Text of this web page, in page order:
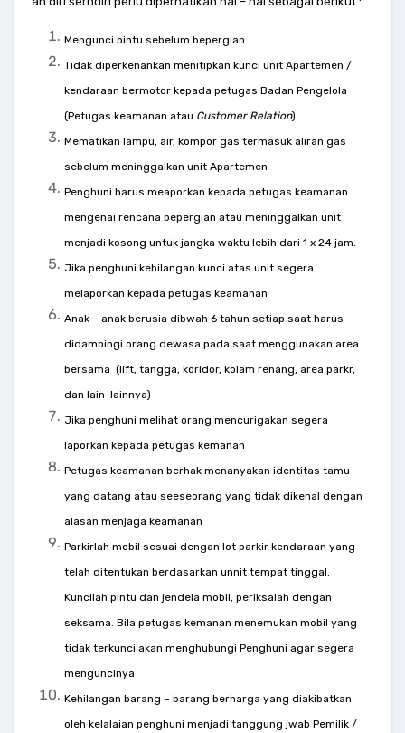
Mengunci pintu sebelum bepergian
Tidak diperkenankan menitipkan kunci unit Apartemen /
kendaraan bermotor kepada petugas Badan Pengelola
(Petugas keamanan atau Customer Relation)
Mematikan lampu, air, kompor gas termasuk aliran gas
sebelum meninggalkan unit Apartemen
Penghuni harus meaporkan kepada petugas keamanan
mengenai rencana bepergian atau meninggalkan unit
menjadi kosong untuk jangka waktu lebih dari 1 x 24 jam.
Jika penghuni kehilangan kunci atas unit segera
melaporkan kepada petugas keamanan
Anak – anak berusia dibwah 6 tahun setiap saat harus
didampingi orang dewasa pada saat menggunakan area
bersama (lift, tangga, koridor, kolam renang, area parkr,
dan lain-lainnya)
Jika penghuni melihat orang mencurigakan segera
laporkan kepada petugas kemanan
Petugas keamanan berhak menanyakan identitas tamu
yang datang atau seeseorang yang tidak dikenal dengan
alasan menjaga keamanan
Parkirlah mobil sesuai dengan lot parkir kendaraan yang
telah ditentukan berdasarkan unnit tempat tinggal.
Kuncilah pintu dan jendela mobil, periksalah dengan
seksama. Bila petugas kemanan menemukan mobil yang
tidak terkunci akan menghubungi Penghuni agar segera
menguncinya
Kehilangan barang – barang berharga yang diakibatkan
oleh kelalaian penghuni menjadi tanggung jwab Pemilik /